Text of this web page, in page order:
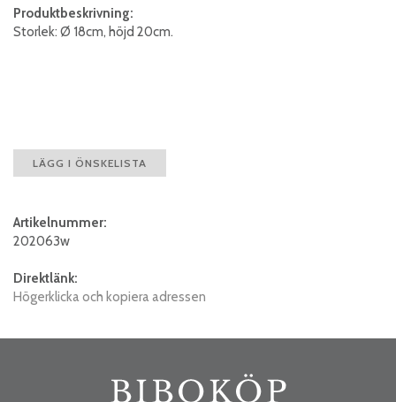
Produktbeskrivning:
Storlek: Ø 18cm, höjd 20cm.
LÄGG I ÖNSKELISTA
Artikelnummer:
202063w
Direktlänk:
Högerklicka och kopiera adressen